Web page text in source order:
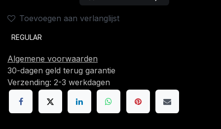
Toevoegen aan verlanglijst
REGULAR
Algemene voorwaarden
30-dagen geld terug garantie
Verzending: 2-3 werkdagen